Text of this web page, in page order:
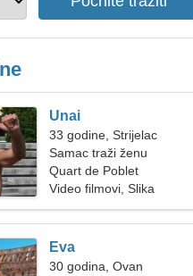
Unai
33 godine, Strijelac
Samac traži ženu
Quart de Poblet
Video filmovi, Slika
Eva
30 godina, Ovan